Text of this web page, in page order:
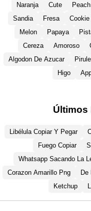
Naranja
Cute Peach
Sandia
Fresa Cookie
Melon
Papaya
Cereza
Amoroso
Algodon De Azucar
Higo
Últimos
Libélula Copiar Y Pegar
Fuego Copiar
Whatsapp Sacando La
Corazon Amarillo Png
De
Ketchup